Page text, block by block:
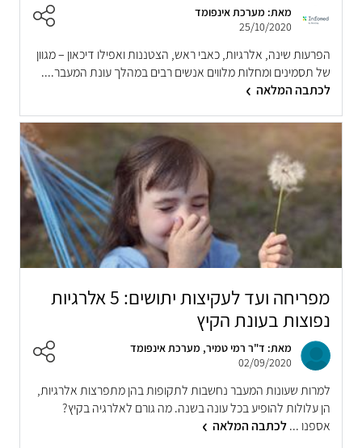
מאת: מערכת אינפומד
25/10/2020
הפרעות שינה, אלרגיות, כאבי ראש, הצטננות ואפילו דיכאון – מגוון
של תסמינים ומחלות מלווים אנשים רבים במהלך עונת המעבר....
לכתבה המלאה
מפריחה ועד לעקיצות יתושים: 5 אלרגיות
נפוצות בעונת הקיץ
מאת: ד"ר רמי טמיר, מערכת אינפומד
02/09/2020
למרות שעונות המעבר נחשבות לתקופות בהן מתפרצות אלרגיות,
הן עלולות להופיע בכל עונה בשנה. מה גורם לאלרגיה בקיץ?
אספנו ...לכתבה המלאה